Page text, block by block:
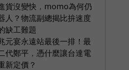
貨沒變快，momo為何仍
人？物流副總揭比拚速度
缺工難題
元宴永遠站最後一排！最
代鄭平，憑什麼讓台達電
新定價？